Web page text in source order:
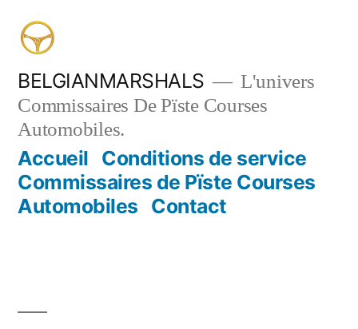
contenu
BELGIANMARSHALS
L'univers
Commissaires De Pïste Courses
Automobiles.
Accueil Conditions de service
Commissaires de Pïste Courses
Automobiles Contact